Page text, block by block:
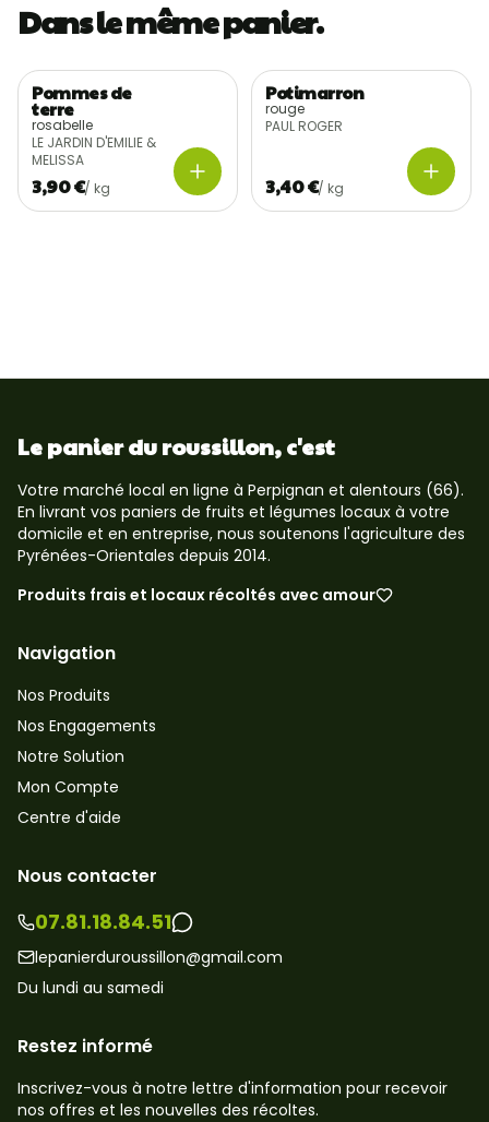
Dans le même panier.
Récolte locale
Pommes de
terre
rosabelle
LE JARDIN D'EMILIE &
MELISSA
3,90 €/ kg
Récolte locale
Potimarron
rouge
PAUL ROGER
3,40 €/ kg
Le panier du roussillon, c'est
Votre marché local en ligne à Perpignan et alentours (66).
En livrant vos paniers de fruits et légumes locaux à votre
domicile et en entreprise, nous soutenons l'agriculture des
Pyrénées-Orientales depuis 2014.
Produits frais et locaux récoltés avec amour
Navigation
Nos Produits
Nos Engagements
Notre Solution
Mon Compte
Centre d'aide
Nous contacter
07.81.18.84.51
lepanierduroussillon@gmail.com
Du lundi au samedi
Restez informé
Inscrivez-vous à notre lettre d'information pour recevoir
nos offres et les nouvelles des récoltes.